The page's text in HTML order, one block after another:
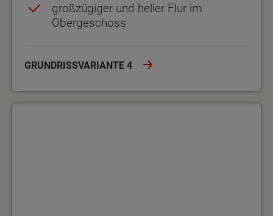
großzügiger und heller Flur im
Obergeschoss
GRUNDRISSVARIANTE 4